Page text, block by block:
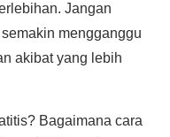
Jangan
mengganggu
akibat yang lebih
Bagaimana cara